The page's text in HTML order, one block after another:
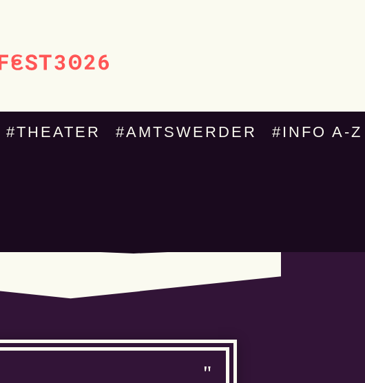
#THEATER #AMTSWERDER
#INFO A-Z